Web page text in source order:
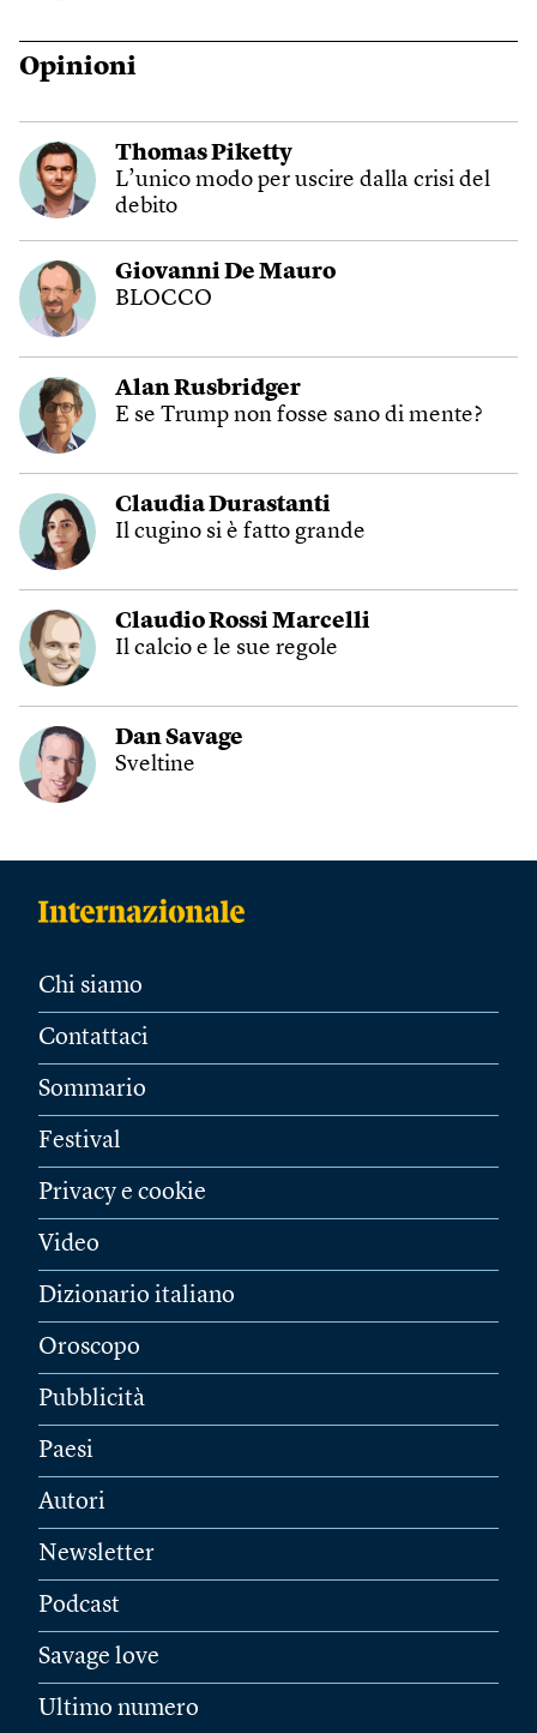
Opinioni
Thomas Piketty
L’unico modo per uscire dalla crisi del
debito
Giovanni De Mauro
BLOCCO
Alan Rusbridger
E se Trump non fosse sano di mente?
Claudia Durastanti
Il cugino si è fatto grande
Claudio Rossi Marcelli
Il calcio e le sue regole
Dan Savage
Sveltine
Chi siamo
Contattaci
Sommario
Festival
Privacy e cookie
Video
Dizionario italiano
Oroscopo
Pubblicità
Paesi
Autori
Newsletter
Podcast
Savage love
Ultimo numero